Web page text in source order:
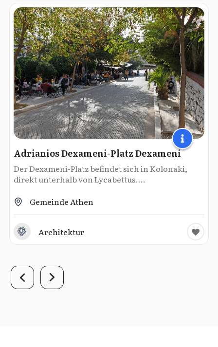
Adrianios Dexameni-Platz Dexameni
Der Dexameni-Platz befindet sich in Kolonaki,
direkt unterhalb von Lycabettus....
Gemeinde Athen
Architektur